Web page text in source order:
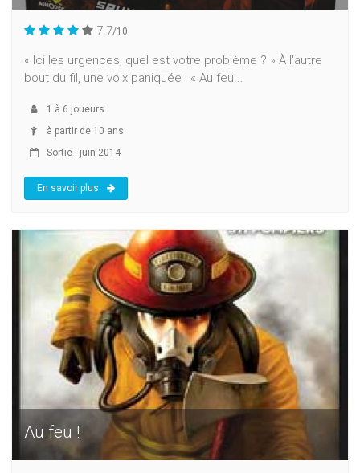
7.7/10
« Ici les urgences, quel est votre problème ? » À l'autre
bout du fil, une voix paniquée : « Au feu...
1 à 6 joueurs
à partir de 10 ans
Sortie : juin 2014
En savoir plus
Au feu !